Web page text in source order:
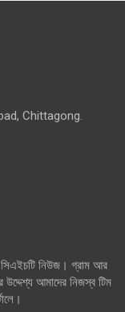
Chittagong.
সিএইচটি নিউজ। গ্রাম আর
উদ্দেশ্য আমাদের নিজস্ব টিম